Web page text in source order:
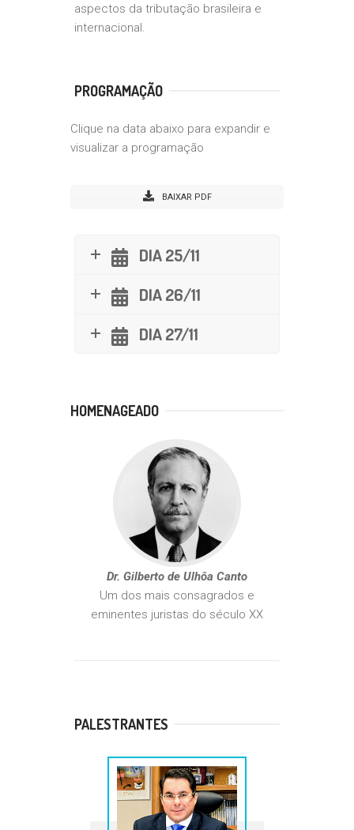
aspectos da tributação brasileira e
internacional.
PROGRAMAÇÃO
Clique na data abaixo para expandir e
visualizar a programação
BAIXAR PDF
DIA 25/11
DIA 26/11
DIA 27/11
HOMENAGEADO
Dr. Gilberto de Ulhôa Canto
Um dos mais consagrados e
eminentes juristas do século XX
PALESTRANTES